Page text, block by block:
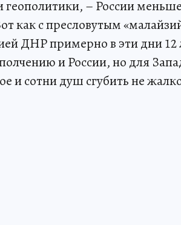
– России
как с пресловутым
ДНР примерно в эти дни 12
и России, но для
и сотни душ сгубить не